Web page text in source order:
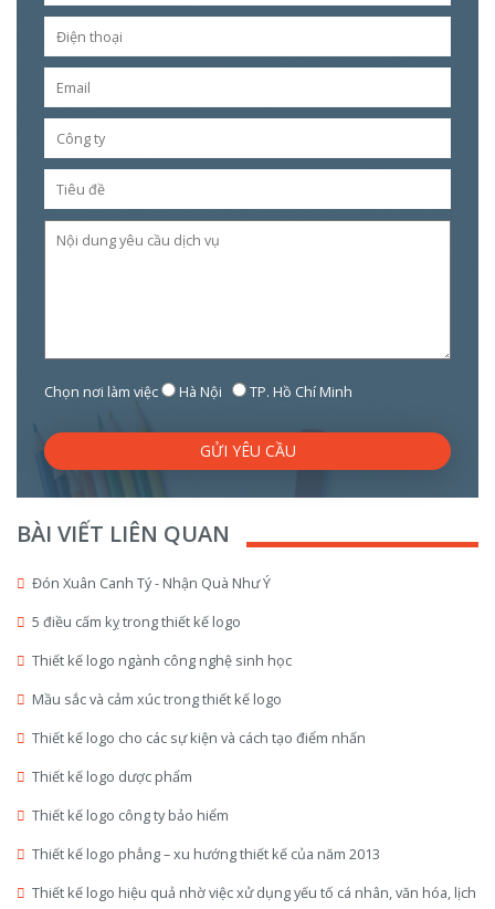
Chọn nơi làm việc Hà Nội TP. Hồ Chí Minh
GỬI YÊU CẦU
BÀI VIẾT LIÊN QUAN
Đón Xuân Canh Tý - Nhận Quà Như Ý
5 điều cấm kỵ trong thiết kế logo
Thiết kế logo ngành công nghệ sinh học
Mầu sắc và cảm xúc trong thiết kế logo
Thiết kế logo cho các sự kiện và cách tạo điểm nhấn
Thiết kế logo dược phẩm
Thiết kế logo công ty bảo hiểm
Thiết kế logo phẳng – xu hướng thiết kế của năm 2013
Thiết kế logo hiệu quả nhờ việc xử dụng yếu tố cá nhân, văn hóa, lịch